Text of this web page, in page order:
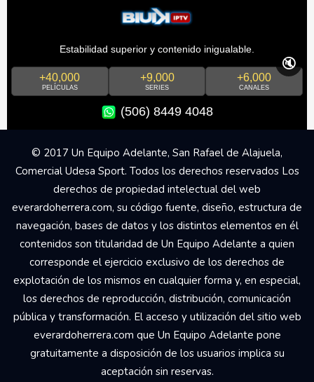
Estabilidad superior y contenido inigualable.
+40,000
PELÍCULAS
+9,000
SERIES
+6,000
CANALES
(506) 8449 4048
🔇
© 2017 Un Equipo Adelante, San Rafael de Alajuela,
Comercial Udesa Sport. Todos los derechos reservados Los
derechos de propiedad intelectual del web
everardoherrera.com, su código fuente, diseño, estructura de
navegación, bases de datos y los distintos elementos en él
contenidos son titularidad de Un Equipo Adelante a quien
corresponde el ejercicio exclusivo de los derechos de
explotación de los mismos en cualquier forma y, en especial,
los derechos de reproducción, distribución, comunicación
pública y transformación. El acceso y utilización del sitio web
everardoherrera.com que Un Equipo Adelante pone
gratuitamente a disposición de los usuarios implica su
aceptación sin reservas.